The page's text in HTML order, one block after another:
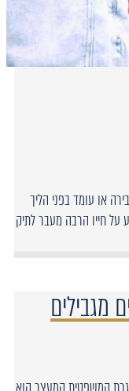
או עומד בפני הליך
על חייו הרבה מעבר לתיק
מגבילים